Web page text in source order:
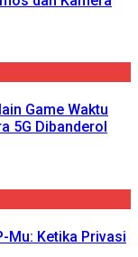
Game Waktu
5G Dibanderol
Mu: Ketika Privasi